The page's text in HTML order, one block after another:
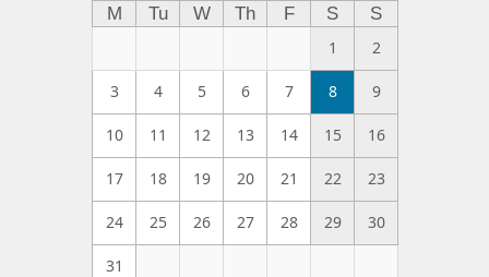
M Tu W Th F S
S
1
2
3 4 5 6 7 8 9
10 11 12 13 14 15 16
17 18 19 20 21 22 23
24 25 26 27 28 29 30
31